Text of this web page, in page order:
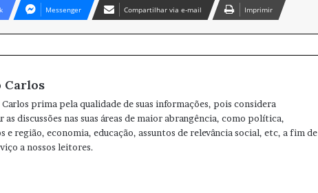
Messenger Compartilhar via e-mail Imprimir
Carlos
Carlos prima pela qualidade de suas informações, pois considera
discussões nas suas áreas de maior abrangência, como política,
e região, economia, educação, assuntos de relevância social, etc, a fim de
a nossos leitores.